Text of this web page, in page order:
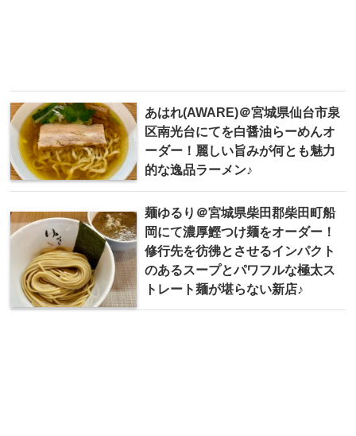
あはれ(AWARE)＠宮城県仙台市泉
区南光台にてを白醤油らーめんオ
ーダー！麗しい旨みが何とも魅力
的な逸品ラーメン♪
麺ゆるり＠宮城県柴田郡柴田町船
岡にて濃厚鰹つけ麺をオーダー！
修行先を彷彿とさせるインパクト
のあるスープとパワフルな極太ス
トレート麺が堪らない新店♪